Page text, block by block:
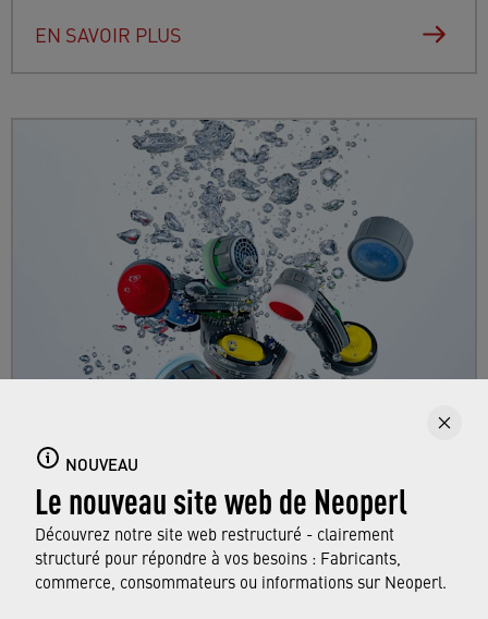
NOUVEAU
Le nouveau site web de Neoperl
Découvrez notre site web restructuré - clairement
structuré pour répondre à vos besoins : Fabricants,
commerce, consommateurs ou informations sur Neoperl.
EN SAVOIR PLUS
Plongez dans le monde varié des aérateurs de
Neoperl, utilisés quotidiennement dans tous
les ménages, et apprenez-en plus sur ses
fonctions.